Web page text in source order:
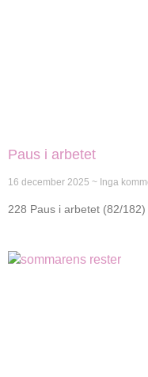
Paus i arbetet
16 december 2025 Inga
228 Paus i arbetet (82/182)